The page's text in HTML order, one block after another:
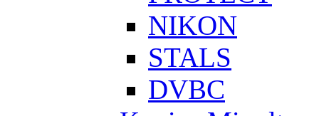
NIKON
STALS
DVBC